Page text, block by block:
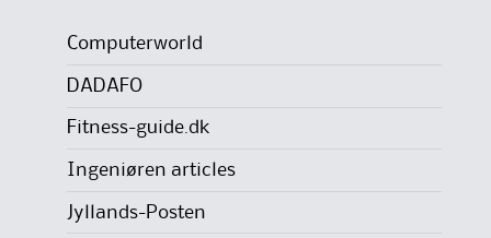
Computerworld
DADAFO
Fitness-guide.dk
Ingeniøren articles
Jyllands-Posten